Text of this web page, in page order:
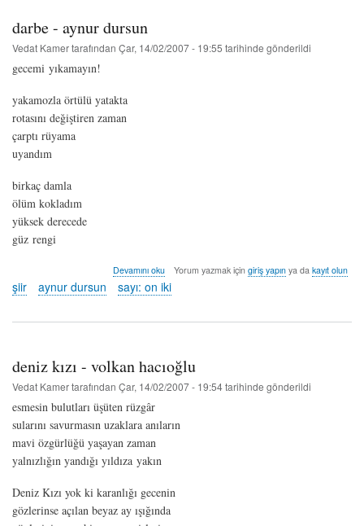
hakkında
darbe - aynur dursun
Vedat Kamertarafından Çar, 14/02/2007 - 19:55 tarihinde gönderildi
gecemi yıkamayın!
yakamozla örtülü yatakta
rotasını değiştiren zaman
çarptı rüyama
uyandım
birkaç damla
ölüm kokladım
yüksek derecede
güz rengi
darbe
aynur
hakkında
Devamını oku Yorum yazmak için giriş yapınya da kayıt olun
şiir aynur dursun sayı: on iki
deniz kızı - volkan hacıoğlu
Vedat Kamertarafından Çar, 14/02/2007 - 19:54tarihinde gönderildi
esmesin bulutları üşüten rüzgâr
sularını savurmasın uzaklara anıların
mavi özgürlüğü yaşayan zaman
yalnızlığın yandığı yıldıza yakın
Deniz Kızı yok ki karanlığı gecenin
gözlerinse açılan beyaz ay ışığında